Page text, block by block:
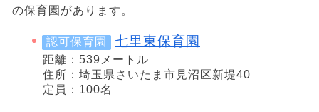
の保育園があります。
認可保育園 七里東保育園
距離：539メートル
住所：埼玉県さいたま市見沼区新堤40
定員：100名